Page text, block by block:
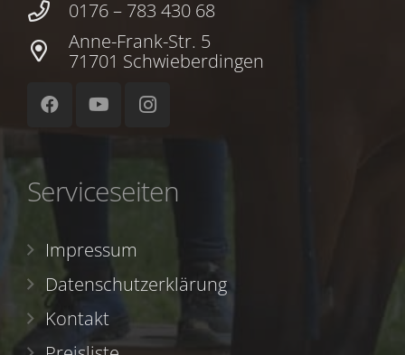
0176 – 783 430 68
Anne-Frank-Str. 5
71701 Schwieberdingen
Serviceseiten
Impressum
Datenschutzerklärung
Kontakt